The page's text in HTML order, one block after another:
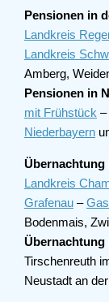
Pensionen in
Landkreis
Landkreis
Amberg,
Pensionen in
mit Frühstück –
Niederbayern
Übernachtung
Landkreis
Grafenau –
Bodenmais,
Übernachtung
Tirschenreuth
Neustadt an